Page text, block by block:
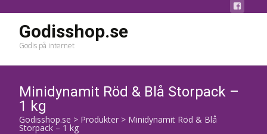
Godisshop.se
Godis på internet
Minidynamit Röd & Blå Storpack –
1 kg
Godisshop.se > Produkter > Minidynamit Röd & Blå
Storpack – 1 kg